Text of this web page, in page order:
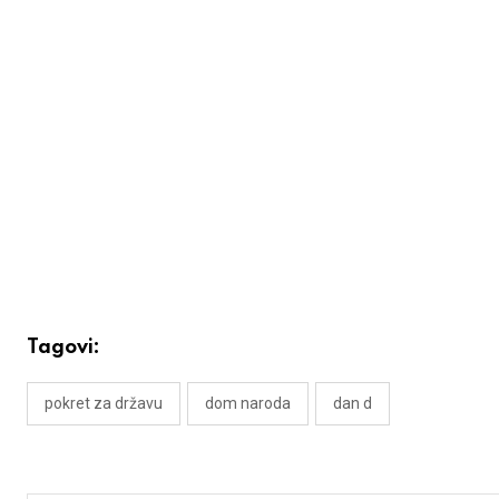
Tagovi:
pokret za državu dom naroda dan d